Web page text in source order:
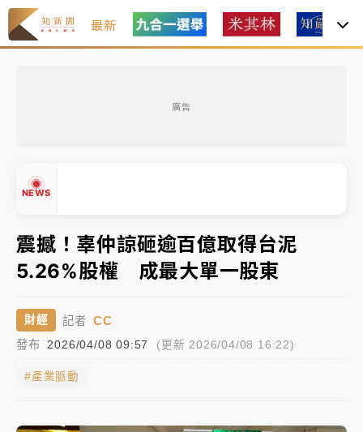
最新
廣告
NEWS
有片｜
連根拔起
中颱白海豚風雨來了！中部以北防豪雨 今晚、明天影
響最劇烈
白海豚逼近！北市水門只出不進 未移置車輛最高罰
油價持續凍漲！ 中油宣布下周一汽柴油價格維持不變
震撼！辜仲諒砸逾百億取得台泥
5.26%股權 成最大單一股東
財經 記者 CC
發布 2026/04/08 09:57 (更新 2026/04/08 16:22)
#產業脈動